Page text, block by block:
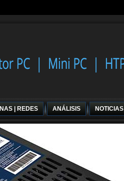
NAS | REDES ANÁLISIS NOTICIAS